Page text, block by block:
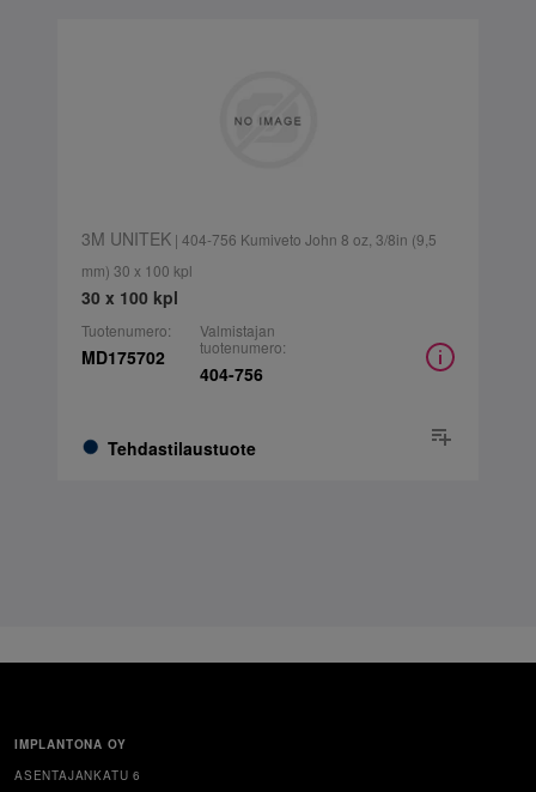
3M UNITEK| 404-756 Kumiveto John 8 oz, 3/8in (9,5
mm) 30 x 100 kpl
30 x 100 kpl
Tuotenumero:
MD175702
Tehdastilaustuote
Valmistajan
tuotenumero:
404-756
IMPLANTONA OY
ASENTAJANKATU 6